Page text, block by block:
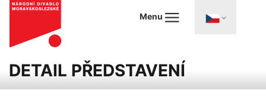
Menu
DETAIL PŘEDSTAVENÍ